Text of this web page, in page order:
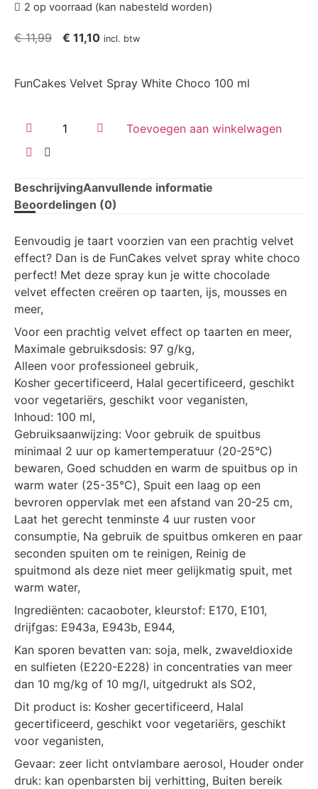
2 op voorraad (kan nabesteld worden)
€11,99 € 11,10 incl. btw
FunCakes Velvet Spray White Choco 100 ml
Toevoegen aan winkelwagen
BeschrijvingAanvullende informatie
Beoordelingen (0)
Eenvoudig je taart voorzien van een prachtig velvet
effect? Dan is de FunCakes velvet spray white choco
perfect! Met deze spray kun je witte chocolade
velvet effecten creëren op taarten, ijs, mousses en
meer,
Voor een prachtig velvet effect op taarten en meer,
Maximale gebruiksdosis: 97 g/kg,
Alleen voor professioneel gebruik,
Kosher gecertificeerd, Halal gecertificeerd, geschikt
voor vegetariërs, geschikt voor veganisten,
Inhoud: 100 ml,
Gebruiksaanwijzing: Voor gebruik de spuitbus
minimaal 2 uur op kamertemperatuur (20-25°C)
bewaren, Goed schudden en warm de spuitbus op in
warm water (25-35°C), Spuit een laag op een
bevroren oppervlak met een afstand van 20-25 cm,
Laat het gerecht tenminste 4 uur rusten voor
consumptie, Na gebruik de spuitbus omkeren en paar
seconden spuiten om te reinigen, Reinig de
spuitmond als deze niet meer gelijkmatig spuit, met
warm water,
Ingrediënten: cacaoboter, kleurstof: E170, E101,
drijfgas: E943a, E943b, E944,
Kan sporen bevatten van: soja, melk, zwaveldioxide
en sulfieten (E220-E228) in concentraties van meer
dan 10 mg/kg of 10 mg/l, uitgedrukt als SO2,
Dit product is: Kosher gecertificeerd, Halal
gecertificeerd, geschikt voor vegetariërs, geschikt
voor veganisten,
Gevaar: zeer licht ontvlambare aerosol, Houder onder
druk: kan openbarsten bij verhitting, Buiten bereik